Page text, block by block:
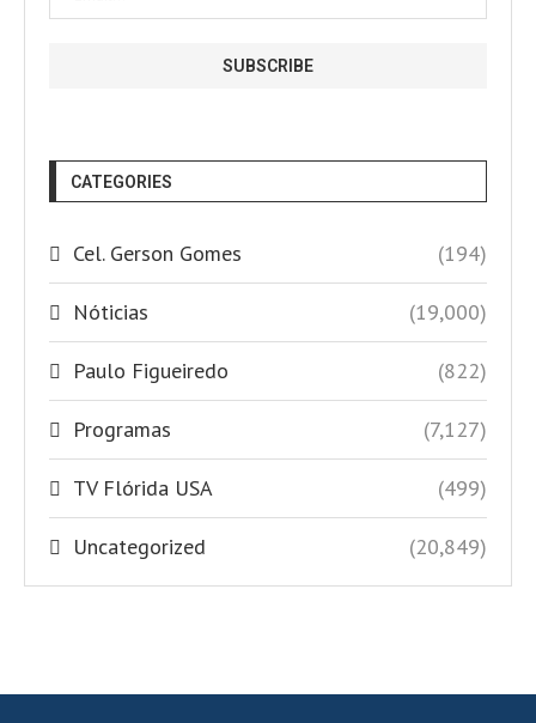
CATEGORIES
Cel. Gerson Gomes (194)
Nóticias (19,000)
Paulo Figueiredo (822)
Programas (7,127)
TV Flórida USA (499)
Uncategorized (20,849)